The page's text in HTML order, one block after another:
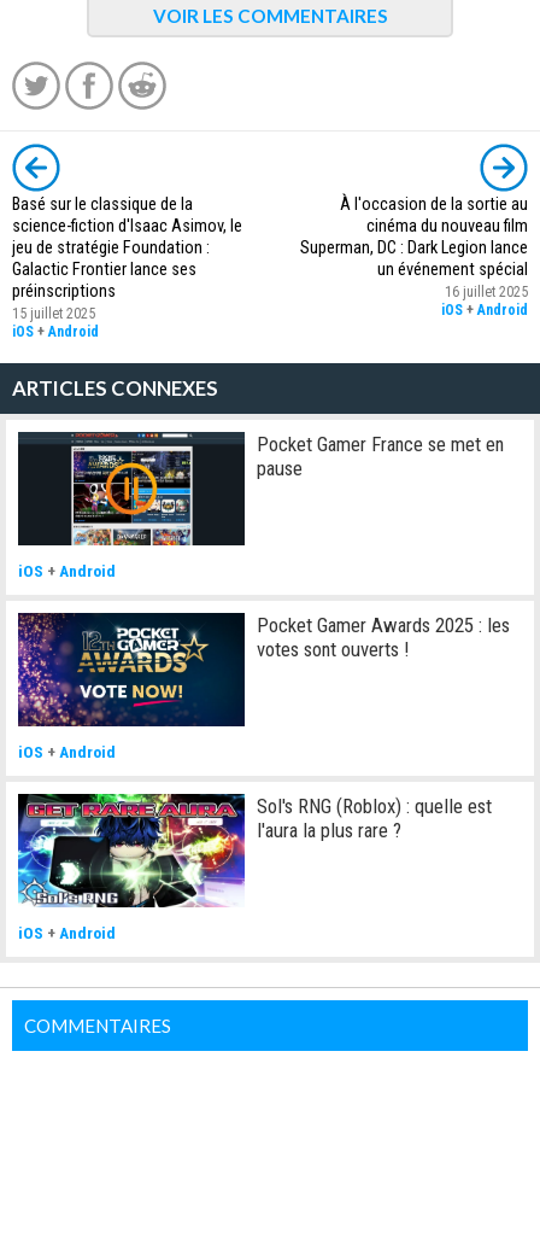
VOIR LES COMMENTAIRES
Basé sur le classique de la
science-fiction d'Isaac Asimov, le
jeu de stratégie Foundation :
Galactic Frontier lance ses
préinscriptions
15 juillet 2025
iOS +Android
À l'occasion de la sortie au
cinéma du nouveau film
Superman, DC : Dark Legion lance
un événement spécial
16 juillet 2025
iOS +Android
ARTICLES CONNEXES
Pocket Gamer France se met en
pause
iOS + Android
Pocket Gamer Awards 2025 : les
votes sont ouverts !
iOS + Android
Sol's RNG (Roblox) : quelle est
l'aura la plus rare ?
iOS +Android
COMMENTAIRES